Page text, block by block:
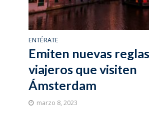
ENTÉRATE
Emiten nuevas
viajeros que visiten
Ámsterdam
marzo 8, 2023